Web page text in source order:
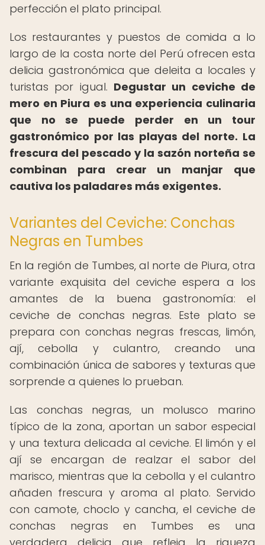
perfección el plato principal.
Los restaurantes y puestos de comida a lo
largo de la costa norte del Perú ofrecen esta
delicia gastronómica que deleita a locales y
turistas por igual. Degustar un ceviche de
mero en Piura es una experiencia culinaria
que no se puede perder en un tour
gastronómico por las playas del norte. La
frescura del pescado y la sazón norteña se
combinan para crear un manjar que
cautiva los paladares más exigentes.
Variantes del Ceviche: Conchas
Negras en Tumbes
En la región de Tumbes, al norte de Piura, otra
variante exquisita del ceviche espera a los
amantes de la buena gastronomía: el
ceviche de conchas negras. Este plato se
prepara con conchas negras frescas, limón,
ají, cebolla y culantro, creando una
combinación única de sabores y texturas que
sorprende a quienes lo prueban.
Las conchas negras, un molusco marino
típico de la zona, aportan un sabor especial
y una textura delicada al ceviche. El limón y el
ají se encargan de realzar el sabor del
marisco, mientras que la cebolla y el culantro
añaden frescura y aroma al plato. Servido
con camote, choclo y cancha, el ceviche de
conchas negras en Tumbes es una